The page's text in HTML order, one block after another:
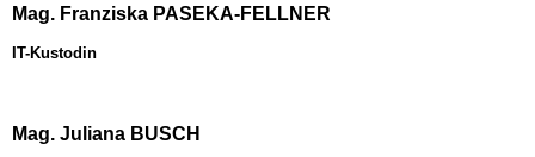
Mag. Franziska PASEKA-FELLNER
IT-Kustodin
Mag. Juliana BUSCH